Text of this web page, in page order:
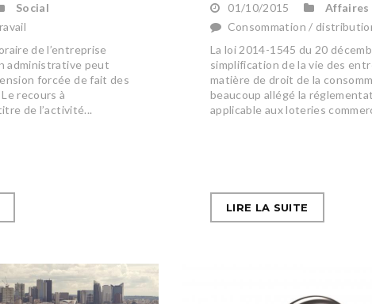
Social
de l’entreprise
administrative peut
forcée de fait des
recours à
de l’activité...
01/10/2015
Affaires
Consommation /
La loi 2014-1545 du 20
simplification de la vie des
matière de droit de la
beaucoup allégé la
applicable aux loteries
LIRE LA SUITE